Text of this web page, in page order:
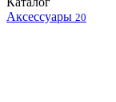
Аксессуары 20